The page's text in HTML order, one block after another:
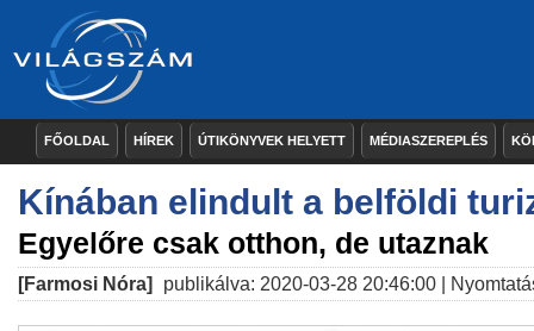
FŐOLDAL HÍREK ÚTIKÖNYVEK HELYETT MÉDIASZEREPLÉS
Kínában elindult a belföldi
Egyelőre csak otthon, de utaznak
[Farmosi Nóra] publikálva: 2020-03-28 20:46:00 |